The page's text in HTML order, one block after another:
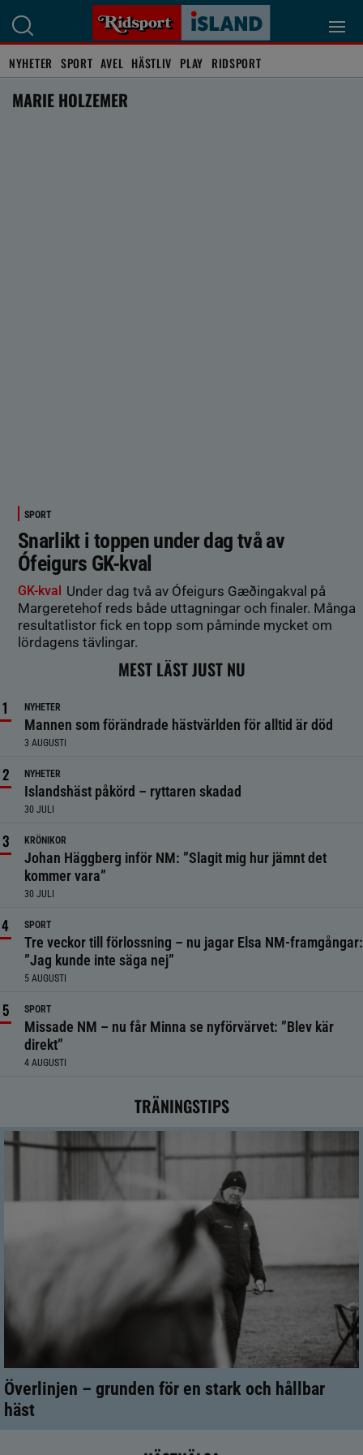
NYHETER SPORT AVEL HÄSTLIV PLAY RIDSPORT
MARIE HOLZEMER
SPORT
Snarlikt i toppen under dag två av
Ófeigurs GK-kval
GK-kval Under dag två av Ófeigurs Gæðingakval på
Margeretehof reds både uttagningar och finaler. Många
resultatlistor fick en topp som påminde mycket om
lördagens tävlingar.
MEST LÄST JUST NU
NYHETER
Mannen som förändrade hästvärlden för alltid är död
3 AUGUSTI
NYHETER
Islandshäst påkörd – ryttaren skadad
30 JULI
KRÖNIKOR
Johan Häggberg inför NM: ”Slagit mig hur jämnt det
kommer vara”
30 JULI
SPORT
Tre veckor till förlossning – nu jagar Elsa NM-framgångar:
”Jag kunde inte säga nej”
5 AUGUSTI
SPORT
Missade NM – nu får Minna se nyförvärvet: ”Blev kär
direkt”
4 AUGUSTI
TRÄNINGSTIPS
Överlinjen – grunden för en stark och hållbar
häst